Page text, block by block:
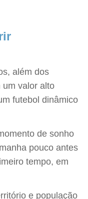
além dos
um valor alto
futebol dinâmico
de sonho
pouco antes
tempo, em
e população